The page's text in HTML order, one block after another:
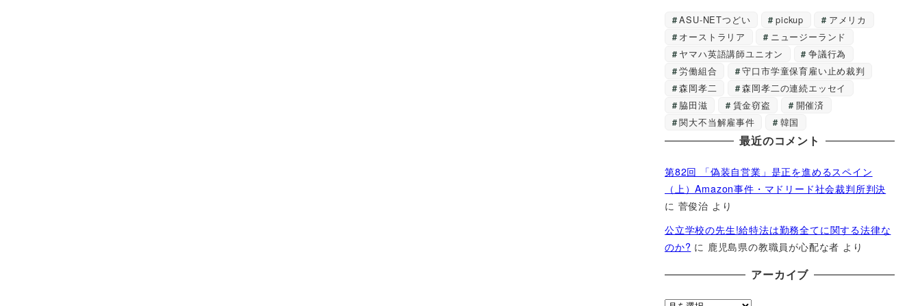
ASU-NETつどい pickup
アメリカ
オーストラリア
ニュージーランド
ヤマハ英語講師ユニオン
争議行為
労働組合
守口市学童保育雇い止め裁判
森岡孝二
森岡孝二の連続エッセイ
脇田滋
賃金窃盗
開催済
関大不当解雇事件
韓国
最近のコメント
第82回 「偽装自営業」是正を進めるスペイン
（上）Amazon事件・マドリード社会裁判所判決
に 菅俊治 より
公立学校の先生!給特法は勤務全てに関する法律な
のか? に 鹿児島県の教職員が心配な者 より
アーカイブ